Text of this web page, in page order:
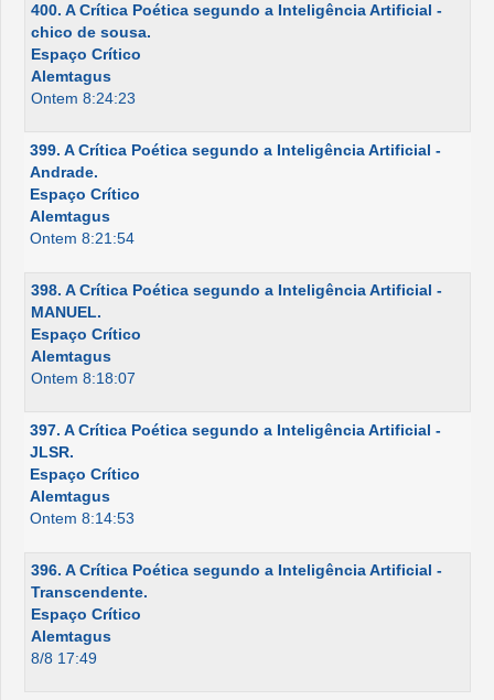
400. A Crítica Poética segundo a Inteligência Artificial -
chico de sousa.
Espaço Crítico
Alemtagus
Ontem 8:24:23
399. A Crítica Poética segundo a Inteligência Artificial -
Andrade.
Espaço Crítico
Alemtagus
Ontem 8:21:54
398. A Crítica Poética segundo a Inteligência Artificial -
MANUEL.
Espaço Crítico
Alemtagus
Ontem 8:18:07
397. A Crítica Poética segundo a Inteligência Artificial -
JLSR.
Espaço Crítico
Alemtagus
Ontem 8:14:53
396. A Crítica Poética segundo a Inteligência Artificial -
Transcendente.
Espaço Crítico
Alemtagus
8/8 17:49